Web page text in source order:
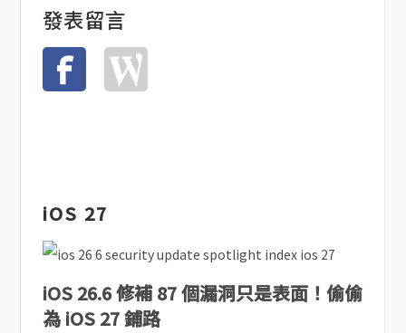
發表留言
iOS 27
iOS 26.6 修補 87 個漏洞只是表面！偷偷
為 iOS 27 鋪路